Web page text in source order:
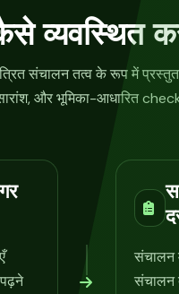
व्यवस्थित
संचालन तत्व के रूप में
सारांश, और भूमिका-आधारित
संचालन
संचालन